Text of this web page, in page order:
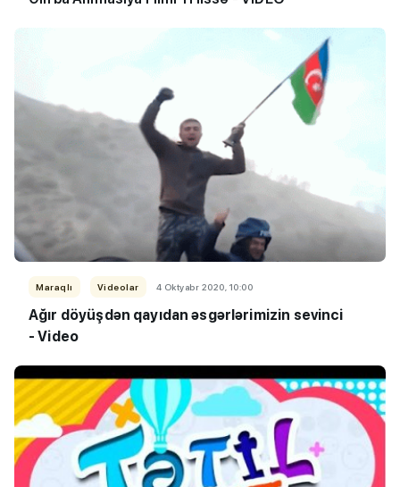
Maraqlı Videolar 4 Oktyabr 2020, 10:00
Ağır döyüşdən qayıdan əsgərlərimizin sevinci
- Video